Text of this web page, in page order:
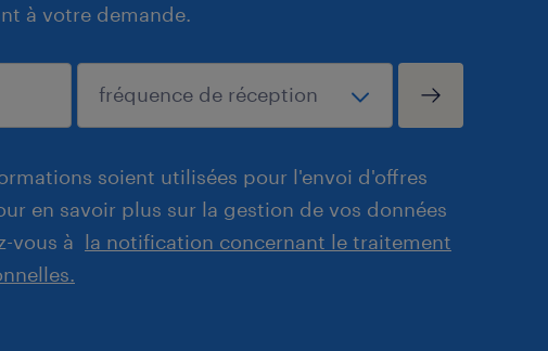
à votre demande.
soient utilisées pour l'envoi d'offres
en savoir plus sur la gestion de vos données
vous à la notification concernant le traitement